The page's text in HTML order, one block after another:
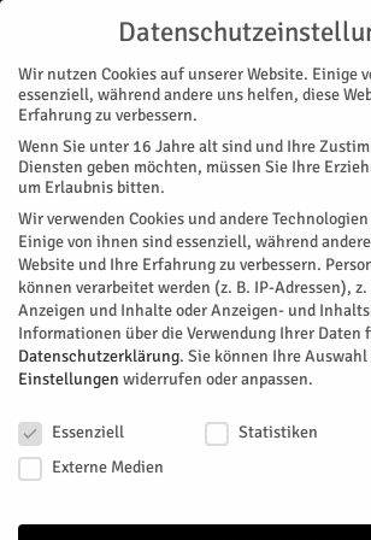
Start Stadtteile Bourheim Begegnung vor Ort
STADTTEILE BOURHEIM
Begegnung vor Ort
"Die Verwaltung kommt zu Ihnen…" heißt
der Stadt Jülich. Bürgermeister Axel
kommenden Wochen alle Stadtteile
stehen im März an. Premiere ist am 5.
VonStadt Jülich - Februar 6, 2020 393
Facebook
Wir nutzen Cookies auf unserer Website. Einige
essenziell, während andere uns helfen, diese
Erfahrung zu verbessern.
Wenn Sie unter 16 Jahre alt sind und Ihre
Diensten geben möchten, müssen Sie Ihre
um Erlaubnis bitten.
Wir verwenden Cookies und andere
Einige von ihnen sind essenziell, während
Website und Ihre Erfahrung zu verbessern.
können verarbeitet werden (z. B. IP-Adressen),
Anzeigen und Inhalte oder Anzeigen- und
Informationen über die Verwendung Ihrer Daten
Datenschutzerklärung. Sie können Ihre
Einstellungen widerrufen oder anpassen.
Essenziell
Statistiken
Externe Medien